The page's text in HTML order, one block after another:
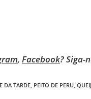
, Facebook? Siga-
DA TARDE, PEITO DE PERU,